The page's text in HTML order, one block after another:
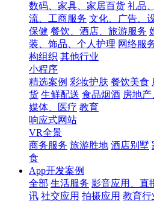
数码、家具、家居百货 礼品
流、工商服务 文化、广告、
保健 餐饮、酒店、旅游服务
装、饰品、个人护理 网络服
构组织 其他行业
小程序
精选案例 彩妆护肤 餐饮美食
货 生鲜配送 食品烟酒 房地
媒体、医疗 教育
响应式网站
VR全景
商务服务 旅游胜地 酒店别墅
食
App开发案例
全部 生活服务 影音应用、直
讯 社交应用 拍摄应用 教育行